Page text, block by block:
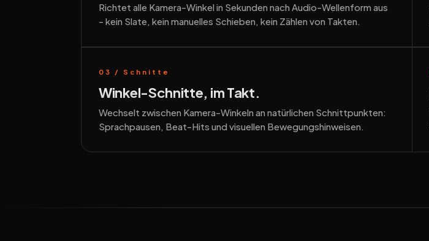
Richtet alle Kamera-Winkel in Sekunden nach Audio-Wellenform aus
- kein Slate, kein manuelles Schieben, kein Zählen von Takten.
03 / Schnitte
Winkel-Schnitte, im Takt.
Wechselt zwischen Kamera-Winkeln an natürlichen Schnittpunkten:
Sprachpausen, Beat-Hits und visuellen Bewegungshinweisen.